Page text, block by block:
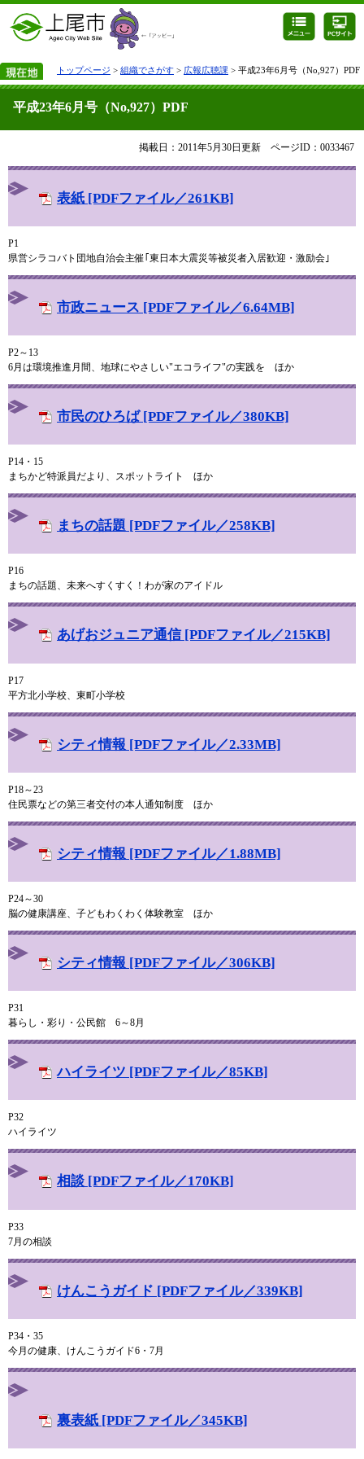
トップページ > 組織でさがす > 広報広聴課 > 平成23年6月号（No,927）PDF
平成23年6月号（No,927）PDF
掲載日：2011年5月30日更新 ページID：0033467
表紙 [PDFファイル／261KB]
P1
県営シラコバト団地自治会主催｢東日本大震災等被災者入居歓迎・激励会｣
市政ニュース [PDFファイル／6.64MB]
P2～13
6月は環境推進月間、地球にやさしい"エコライフ"の実践を ほか
市民のひろば [PDFファイル／380KB]
P14・15
まちかど特派員だより、スポットライト ほか
まちの話題 [PDFファイル／258KB]
P16
まちの話題、未来へすくすく！わが家のアイドル
あげおジュニア通信 [PDFファイル／215KB]
P17
平方北小学校、東町小学校
シティ情報 [PDFファイル／2.33MB]
P18～23
住民票などの第三者交付の本人通知制度 ほか
シティ情報 [PDFファイル／1.88MB]
P24～30
脳の健康講座、子どもわくわく体験教室 ほか
シティ情報 [PDFファイル／306KB]
P31
暮らし・彩り・公民館 6～8月
ハイライツ [PDFファイル／85KB]
P32
ハイライツ
相談 [PDFファイル／170KB]
P33
7月の相談
けんこうガイド [PDFファイル／339KB]
P34・35
今月の健康、けんこうガイド6・7月
裏表紙 [PDFファイル／345KB]